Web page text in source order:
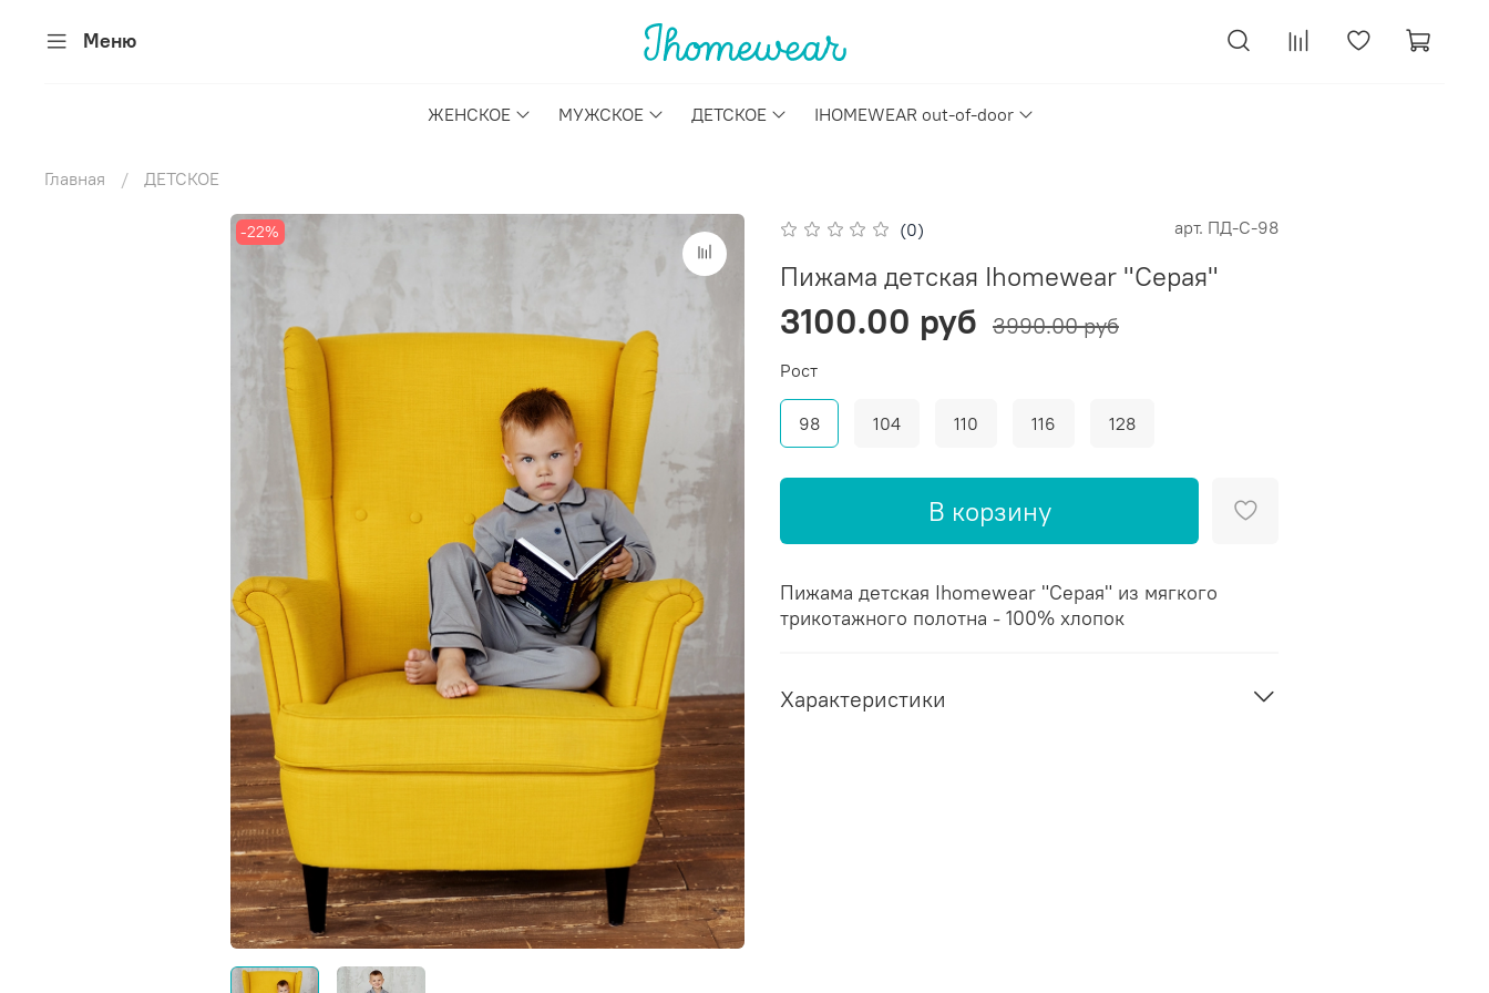
Меню
ЖЕНСКОЕ МУЖСКОЕ ДЕТСКОЕ IHOMEWEAR out-of-door
Главная ДЕТСКОЕ
-22% (0) арт. ПД-С-98
Пижама детская Ihomewear "Серая"
3100.00 руб 3990.00 руб
В корзину
Рост
98 104 110 116 128
Пижама детская Ihomewear "Серая" из мягкого
трикотажного полотна - 100% хлопок
Характеристики